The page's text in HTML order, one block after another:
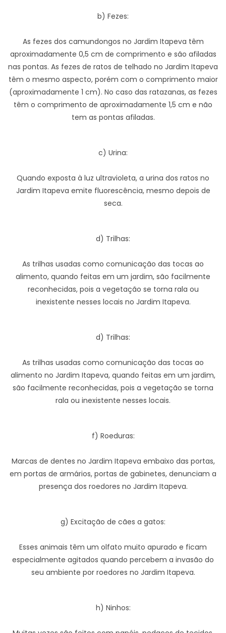
b) Fezes:
As fezes dos camundongos no Jardim Itapeva têm
aproximadamente 0,5 cm de comprimento e são afiladas
nas pontas. As fezes de ratos de telhado no Jardim Itapeva
têm o mesmo aspecto, porém com o comprimento maior
(aproximadamente 1 cm). No caso das ratazanas, as fezes
têm o comprimento de aproximadamente 1,5 cm e não
tem as pontas afiladas.
c) Urina:
Quando exposta à luz ultravioleta, a urina dos ratos no
Jardim Itapeva emite fluorescência, mesmo depois de
seca.
d) Trilhas:
As trilhas usadas como comunicação das tocas ao
alimento, quando feitas em um jardim, são facilmente
reconhecidas, pois a vegetação se torna rala ou
inexistente nesses locais no Jardim Itapeva.
d) Trilhas:
As trilhas usadas como comunicação das tocas ao
alimento no Jardim Itapeva, quando feitas em um jardim,
são facilmente reconhecidas, pois a vegetação se torna
rala ou inexistente nesses locais.
f) Roeduras:
Marcas de dentes no Jardim Itapeva embaixo das portas,
em portas de armários, portas de gabinetes, denunciam a
presença dos roedores no Jardim Itapeva.
g) Excitação de cães a gatos:
Esses animais têm um olfato muito apurado e ficam
especialmente agitados quando percebem a invasão do
seu ambiente por roedores no Jardim Itapeva.
h) Ninhos: